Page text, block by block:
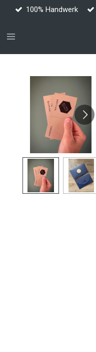
naar
hoofdinhoud
100% Handwerk